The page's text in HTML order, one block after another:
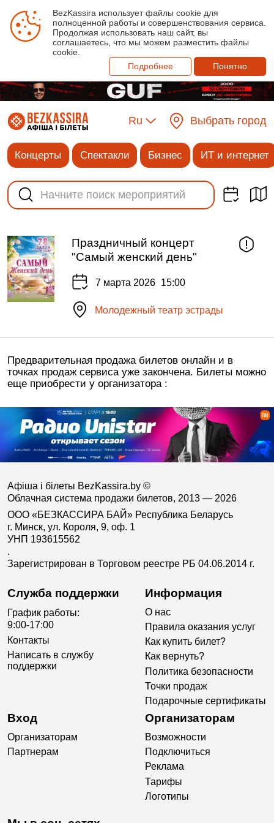
BezKassira использует файлы cookie для
полноценной работы и совершенствования сервиса.
Продолжая использовать наш сайт, вы
соглашаетесь, что мы можем разместить файлы
cookie.
Подробнее
Понятно
Ru Выбрать город
Концерты Спектакли Бизнес ИТ и интернет
Праздничный концерт
"Самый женский день"
7 марта 2026 15:00
Молодежный театр эстрады
Предварительная продажа билетов онлайн и в
точках продаж сервиса уже закончена. Билеты можно
еще приобрести у организатора :
Афіша і білеты BezKassira.by ©
Облачная система продажи билетов, 2013 — 2026
ООО «БЕЗКАССИРА БАЙ» Республика Беларусь
г. Минск, ул. Короля, 9, оф. 1
УНП 193615562
.
Зарегистрирован в Торговом реестре РБ 04.06.2014 г.
Служба поддержки
График работы:
9:00-17:00
Контакты
Написать в службу
поддержки
Информация
О нас
Правила оказания услуг
Как купить билет?
Как вернуть?
Политика безопасности
Точки продаж
Подарочные сертификаты
Вход
Организаторам
Партнерам
Организаторам
Возможности
Подключиться
Реклама
Тарифы
Логотипы